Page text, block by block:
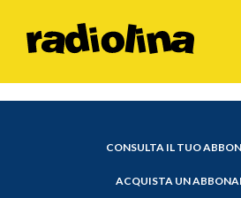
CONSULTA IL TUO
ACQUISTA UN